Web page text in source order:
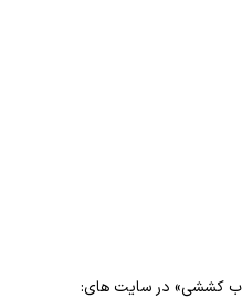
کششی» در سایت های: